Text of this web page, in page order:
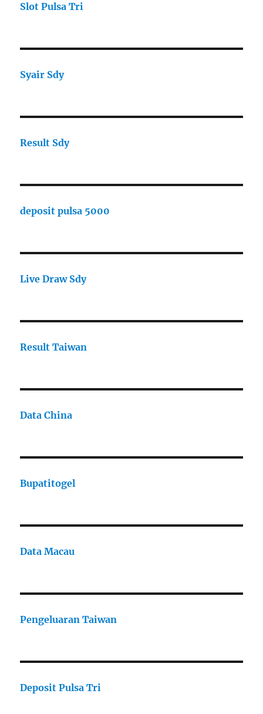
Slot Pulsa Tri
Syair Sdy
Result Sdy
deposit pulsa 5000
Live Draw Sdy
Result Taiwan
Data China
Bupatitogel
Data Macau
Pengeluaran Taiwan
Deposit Pulsa Tri